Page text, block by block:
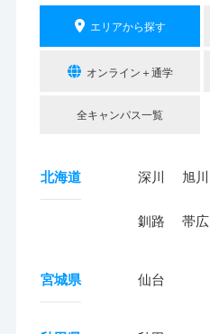
エリアから探す
オンライン＋通学
全キャンパス一覧
北海道 深川 旭川
釧路 帯広
宮城県 仙台